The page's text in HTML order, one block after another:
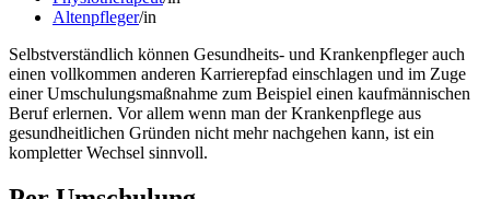
Altenpfleger/in
Selbstverständlich können Gesundheits- und Krankenpfleger auch
einen vollkommen anderen Karrierepfad einschlagen und im Zuge
einer Umschulungsmaßnahme zum Beispiel einen kaufmännischen
Beruf erlernen. Vor allem wenn man der Krankenpflege aus
gesundheitlichen Gründen nicht mehr nachgehen kann, ist ein
kompletter Wechsel sinnvoll.